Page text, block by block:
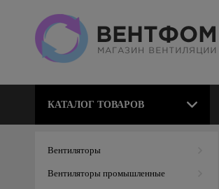
КАТАЛОГ ТОВАРОВ
Вентиляторы
Вентиляторы промышленные